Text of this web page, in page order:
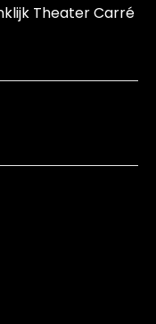
Theater Carré